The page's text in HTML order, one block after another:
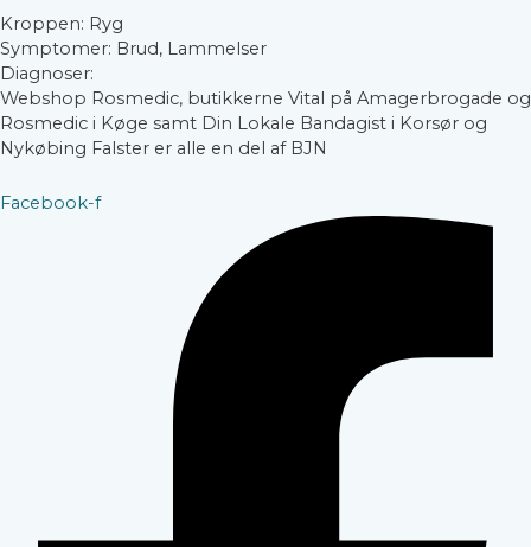
Kroppen: Ryg
Symptomer: Brud, Lammelser
Diagnoser:
Webshop Rosmedic, butikkerne Vital på Amagerbrogade og
Rosmedic i Køge samt Din Lokale Bandagist i Korsør og
Nykøbing Falster er alle en del af BJN
Facebook-f